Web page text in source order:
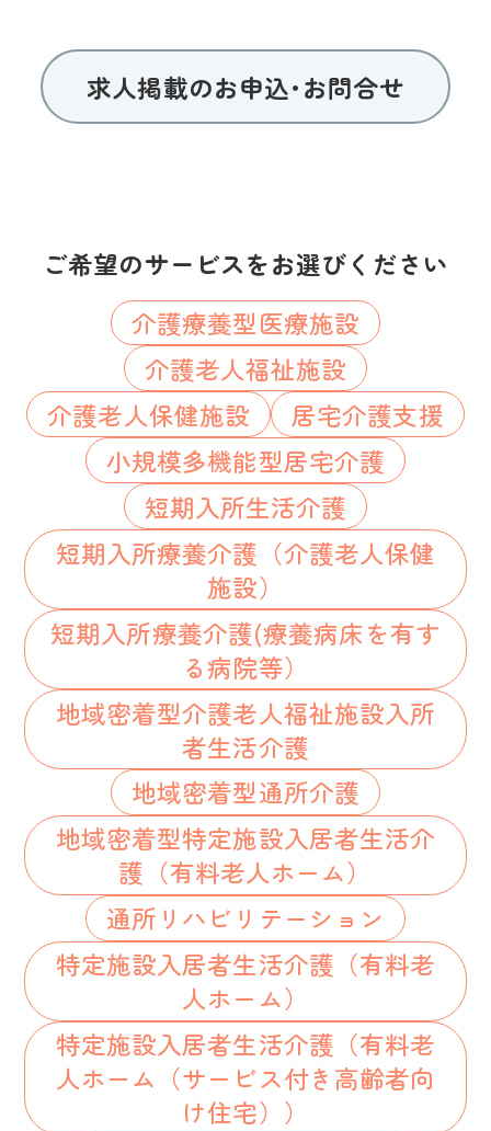
求人掲載のお申込･お問合せ
ご希望のサービスをお選びください
介護療養型医療施設
介護老人福祉施設
介護老人保健施設
居宅介護支援
小規模多機能型居宅介護
短期入所生活介護
短期入所療養介護（介護老人保健
施設）
短期入所療養介護(療養病床を有す
る病院等）
地域密着型介護老人福祉施設入所
者生活介護
地域密着型通所介護
地域密着型特定施設入居者生活介
護（有料老人ホーム）
通所リハビリテーション
特定施設入居者生活介護（有料老
人ホーム）
特定施設入居者生活介護（有料老
人ホーム（サービス付き高齢者向
け住宅））